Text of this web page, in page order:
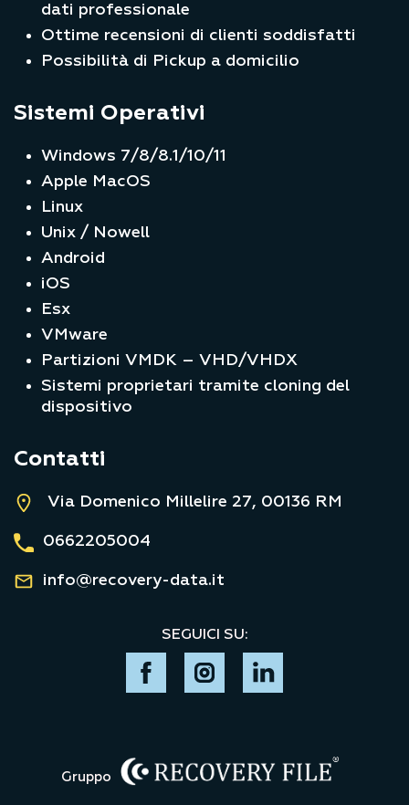
dati professionale
Ottime recensioni di clienti soddisfatti
Possibilità di Pickup a domicilio
Sistemi Operativi
Windows 7/8/8.1/10/11
Apple MacOS
Linux
Unix / Nowell
Android
iOS
Esx
VMware
Partizioni VMDK – VHD/VHDX
Sistemi proprietari tramite cloning del
dispositivo
Contatti
Via Domenico Millelire 27, 00136 RM
0662205004
info@recovery-data.it
SEGUICI SU:
Gruppo